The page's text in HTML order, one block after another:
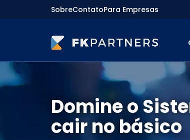
SobreContatoPara Empresas
Cursos
Preparatórios Nacionais
Internacionais
Finanças & Edu. Continuada
Domine o
cair no básico